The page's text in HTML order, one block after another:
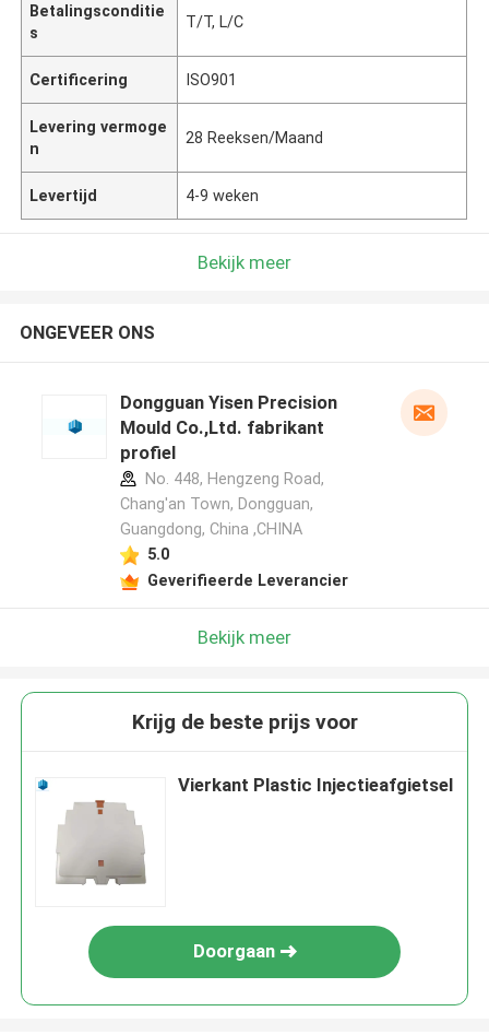
Betalingsconditie
s
T/T, L/C
Certificering ISO901
Levering vermoge
n
28 Reeksen/Maand
Levertijd 4-9 weken
Bekijk meer
ONGEVEER ONS
Dongguan Yisen Precision
Mould Co.,Ltd. fabrikant
profiel
No. 448, Hengzeng Road,
Chang'an Town, Dongguan,
Guangdong, China ,CHINA
5.0
Geverifieerde Leverancier
Bekijk meer
Krijg de beste prijs voor
Vierkant Plastic Injectieafgietsel
Doorgaan